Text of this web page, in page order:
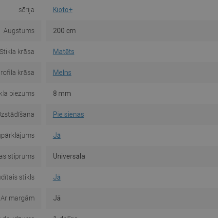
sērija Kioto+
Augstums 200 cm
Stikla krāsa Matēts
krāsa Melns
biezums 8 mm
Pie sienas
Jā
stiprums Universāla
stikls Jā
Ar margām Jā